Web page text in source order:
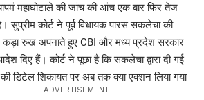
महाघोटाले की जांच की आंच एक बार फिर तेज
सुप्रीम कोर्ट ने पूर्व विधायक पारस सकलेचा की
कड़ा रुख अपनाते हुए CBI और मध्य प्रदेश सरकार
दिए हैं। कोर्ट ने पूछा है कि सकलेचा द्वारा दी गई
डिटेल शिकायत पर अब तक क्या एक्शन लिया गया
- ADVERTISEMENT -